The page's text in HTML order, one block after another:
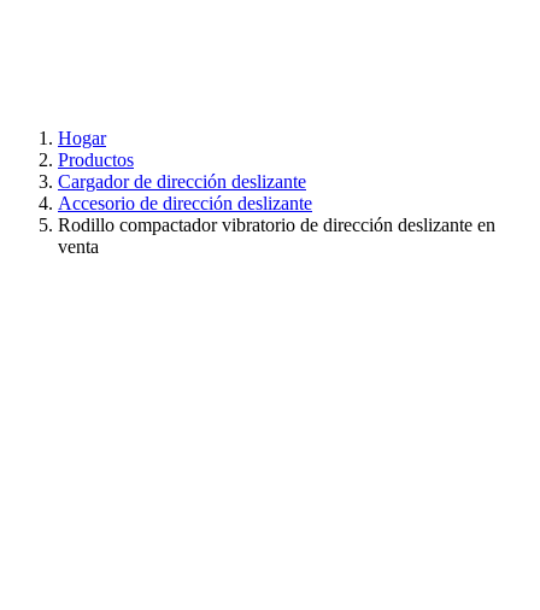
Hogar
Productos
Cargador de dirección deslizante
Accesorio de dirección deslizante
Rodillo compactador vibratorio de dirección deslizante en
venta